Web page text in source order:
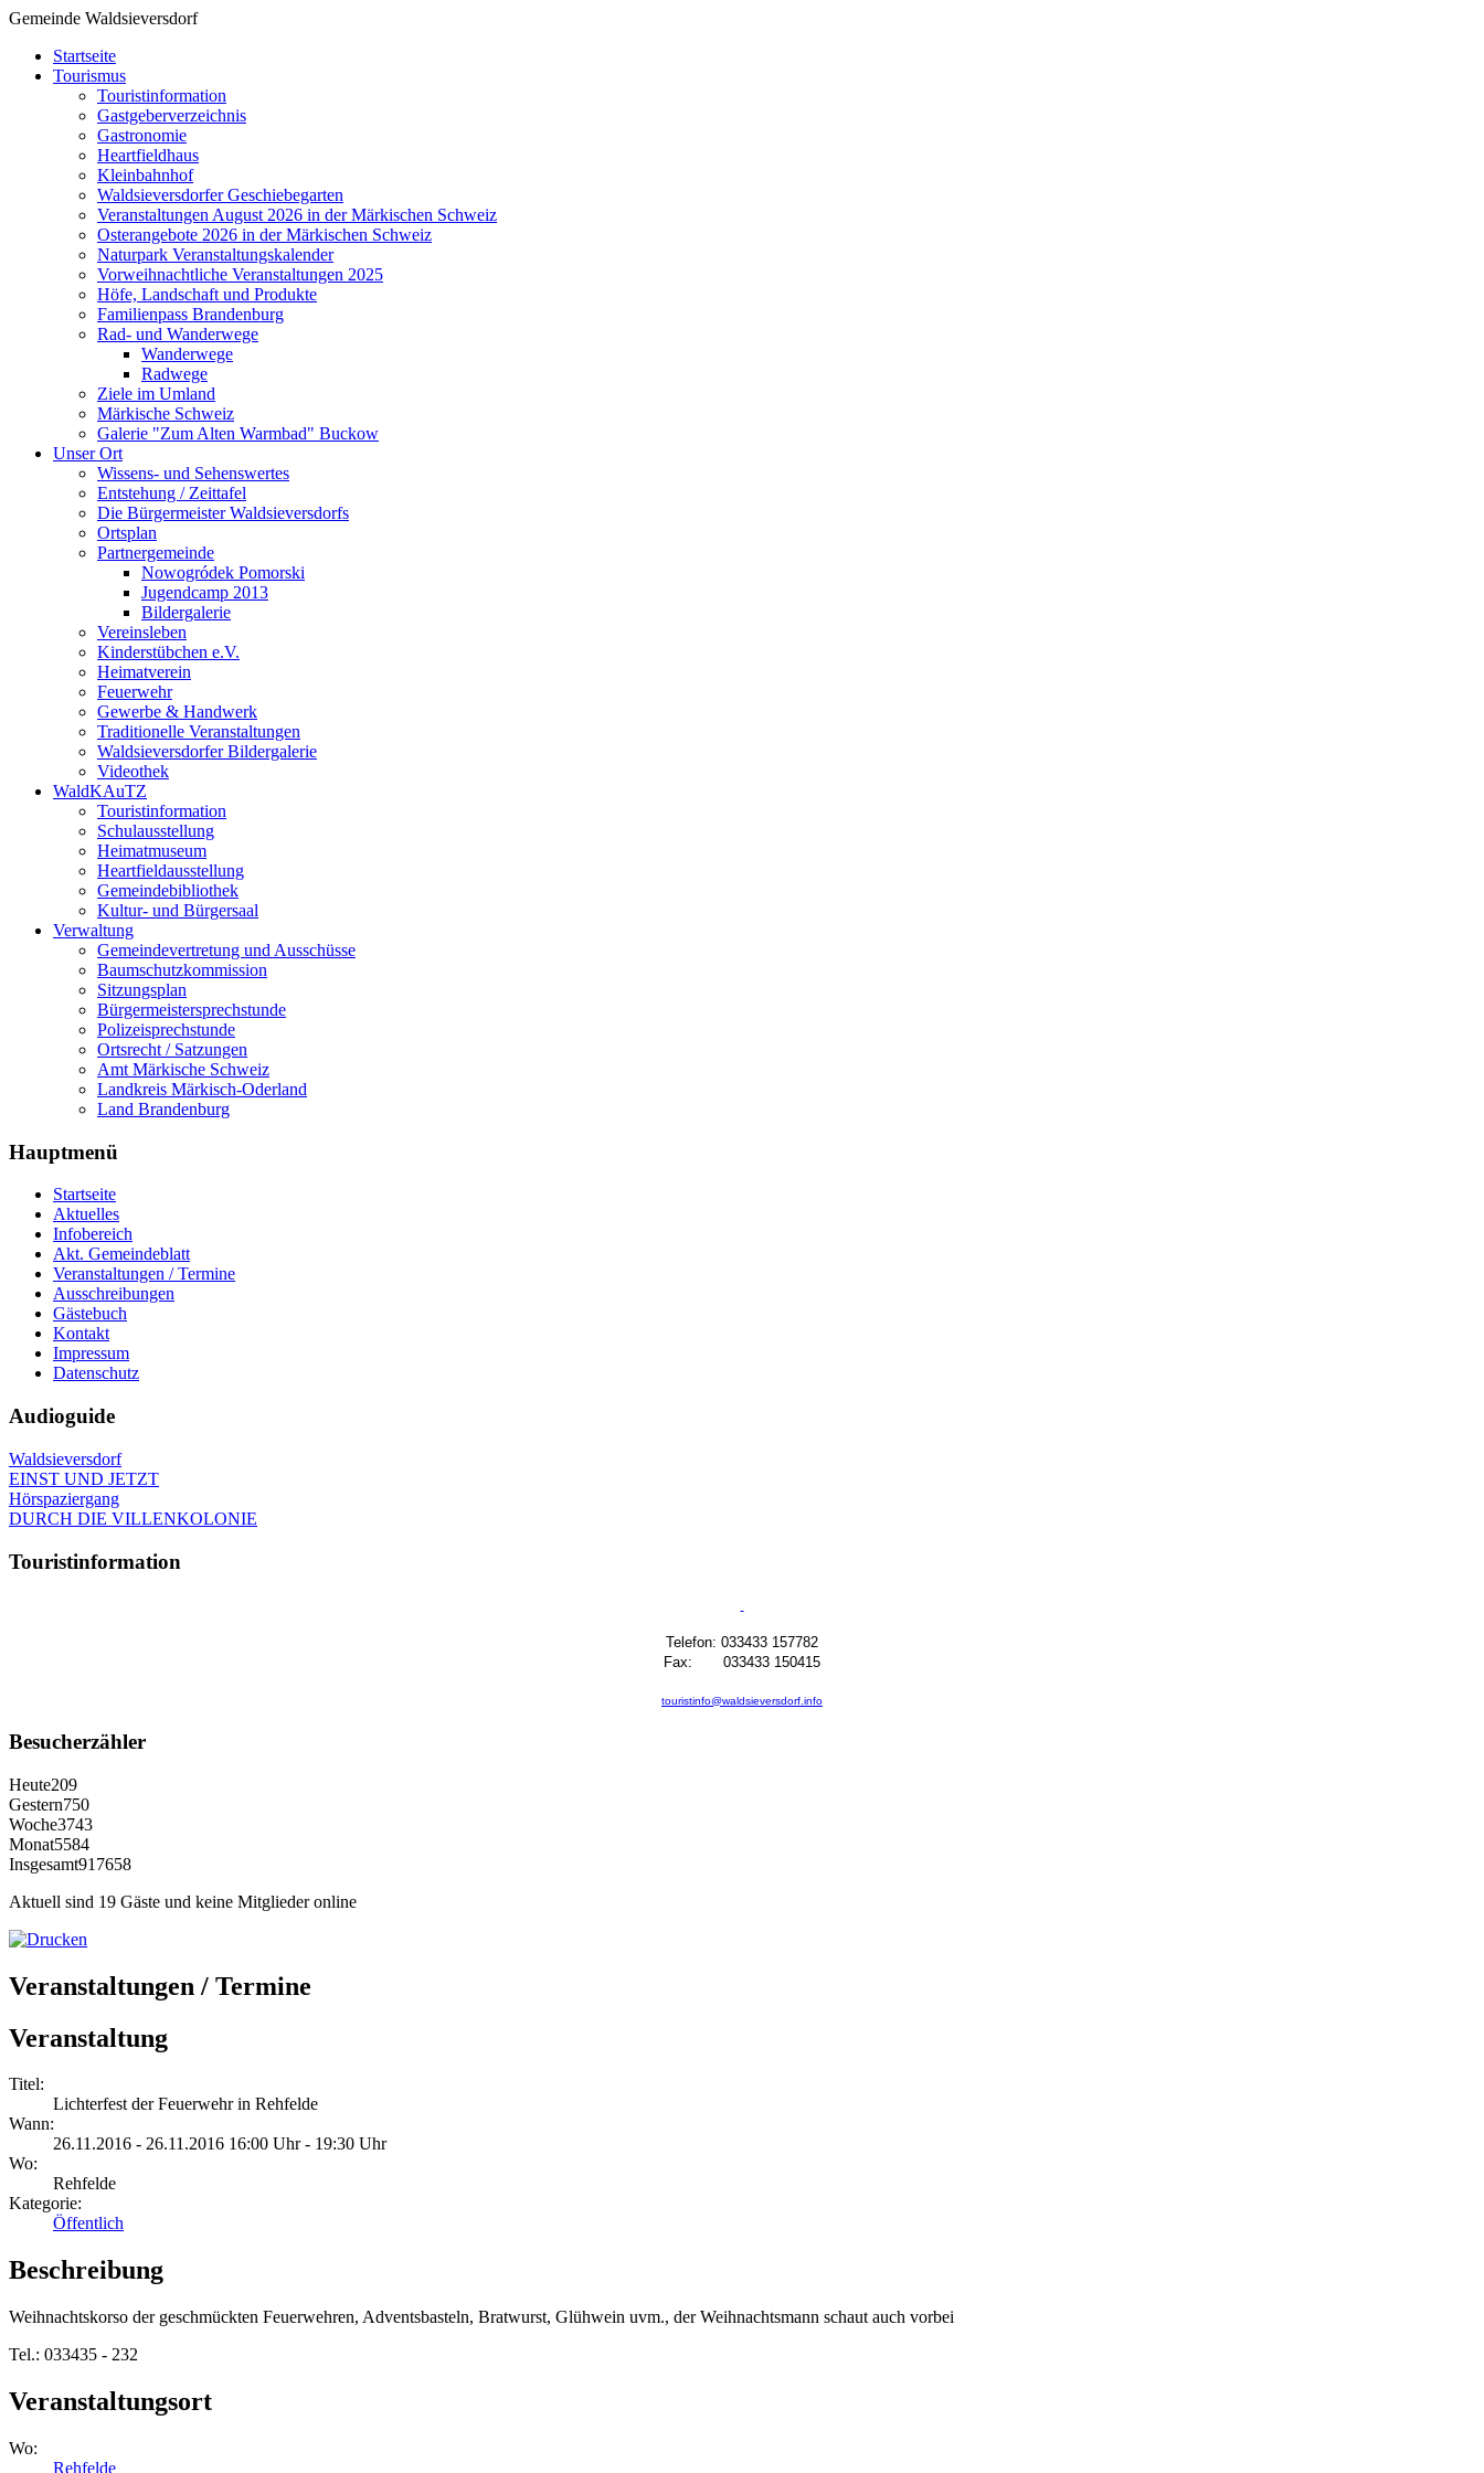
Gemeinde Waldsieversdorf
Startseite
Tourismus
Touristinformation
Gastgeberverzeichnis
Gastronomie
Heartfieldhaus
Kleinbahnhof
Waldsieversdorfer Geschiebegarten
Veranstaltungen August 2026 in der Märkischen Schweiz
Osterangebote 2026 in der Märkischen Schweiz
Naturpark Veranstaltungskalender
Vorweihnachtliche Veranstaltungen 2025
Höfe, Landschaft und Produkte
Familienpass Brandenburg
Rad- und Wanderwege
Wanderwege
Radwege
Ziele im Umland
Märkische Schweiz
Galerie "Zum Alten Warmbad" Buckow
Unser Ort
Wissens- und Sehenswertes
Entstehung / Zeittafel
Die Bürgermeister Waldsieversdorfs
Ortsplan
Partnergemeinde
Nowogródek Pomorski
Jugendcamp 2013
Bildergalerie
Vereinsleben
Kinderstübchen e.V.
Heimatverein
Feuerwehr
Gewerbe & Handwerk
Traditionelle Veranstaltungen
Waldsieversdorfer Bildergalerie
Videothek
WaldKAuTZ
Touristinformation
Schulausstellung
Heimatmuseum
Heartfieldausstellung
Gemeindebibliothek
Kultur- und Bürgersaal
Verwaltung
Gemeindevertretung und Ausschüsse
Baumschutzkommission
Sitzungsplan
Bürgermeistersprechstunde
Polizeisprechstunde
Ortsrecht / Satzungen
Amt Märkische Schweiz
Landkreis Märkisch-Oderland
Land Brandenburg
Hauptmenü
Startseite
Aktuelles
Infobereich
Akt. Gemeindeblatt
Veranstaltungen / Termine
Ausschreibungen
Gästebuch
Kontakt
Impressum
Datenschutz
Audioguide
Waldsieversdorf
EINST UND JETZT
Hörspaziergang
DURCH DIE VILLENKOLONIE
Touristinformation
Telefon: 033433 157782
Fax: 033433 150415
touristinfo@waldsieversdorf.info
Besucherzähler
Heute209
Gestern750
Woche3743
Monat5584
Insgesamt917658
Aktuell sind 19 Gäste und keine Mitglieder online
Veranstaltungen / Termine
Veranstaltung
Titel:
Lichterfest der Feuerwehr in Rehfelde
Wann:
26.11.2016 - 26.11.2016 16:00 Uhr - 19:30 Uhr
Wo:
Rehfelde
Kategorie:
Öffentlich
Beschreibung
Weihnachtskorso der geschmückten Feuerwehren, Adventsbasteln, Bratwurst, Glühwein uvm., der Weihnachtsmann schaut auch vorbei
Tel.: 033435 - 232
Veranstaltungsort
Wo:
Rehfelde